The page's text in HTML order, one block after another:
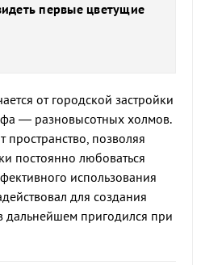
первые цветущие
от городской застройки
— разновысотных холмов.
пространство, позволяя
постоянно любоваться
использования
для создания
дальнейшем пригодился при